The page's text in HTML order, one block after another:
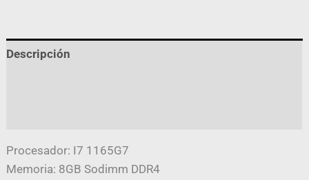
Descripción
Procesador: I7 1165G7
Memoria: 8GB Sodimm DDR4